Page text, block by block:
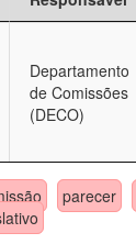
Departamento
de Comissões
(DECO)
parecer